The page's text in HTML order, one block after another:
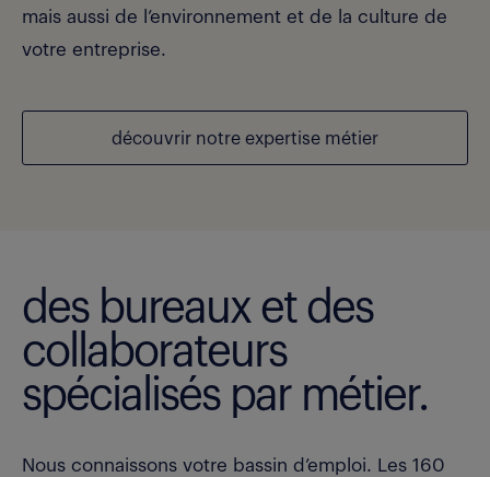
mais aussi de l’environnement et de la culture de
votre entreprise.
découvrir notre expertise métier
des bureaux et des
collaborateurs
spécialisés par métier.
Nous connaissons votre bassin d’emploi. Les 160